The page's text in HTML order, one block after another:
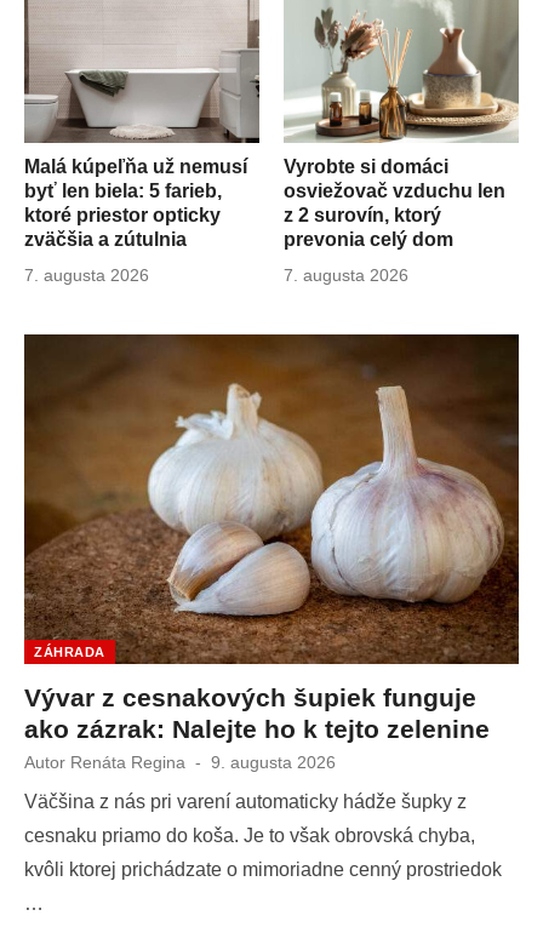
Malá kúpeľňa už nemusí
byť len biela: 5 farieb,
ktoré priestor opticky
zväčšia a zútulnia
Publikované
7. augusta 2026
Vyrobte si domáci
osviežovač vzduchu len
z 2 surovín, ktorý
prevonia celý dom
Publikované
7. augusta 2026
ZÁHRADA
Vývar z cesnakových šupiek funguje
ako zázrak: Nalejte ho k tejto zelenine
Autor Renáta Regina
Publikované
9. augusta 2026
Väčšina z nás pri varení automaticky hádže šupky z
cesnaku priamo do koša. Je to však obrovská chyba,
kvôli ktorej prichádzate o mimoriadne cenný prostriedok
…